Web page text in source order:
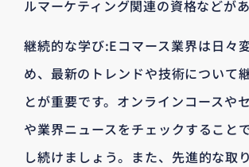
ルマーケティング関連の資格などがあ
継続的な学び:Eコマース業界は日々
め、最新のトレンドや技術について
とが重要です。オンラインコースや
や業界ニュースをチェックすること
し続けましょう。また、先進的な取